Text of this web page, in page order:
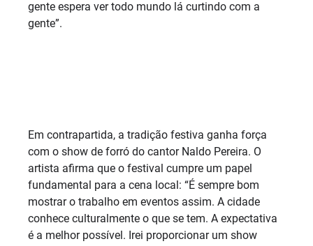
gente espera ver todo mundo lá curtindo com a
gente”.
Em contrapartida, a tradição festiva ganha força
com o show de forró do cantor Naldo Pereira. O
artista afirma que o festival cumpre um papel
fundamental para a cena local: “É sempre bom
mostrar o trabalho em eventos assim. A cidade
conhece culturalmente o que se tem. A expectativa
é a melhor possível. Irei proporcionar um show